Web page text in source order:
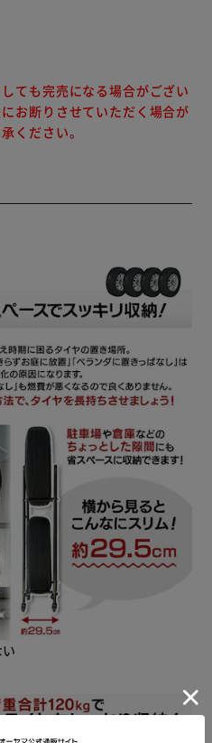
ても完売になる場合がござい
お断りさせていただく場合が
ください。